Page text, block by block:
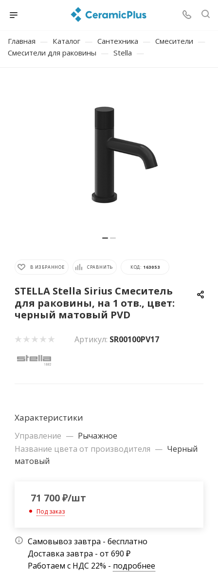
Главная — Каталог — Сантехника — Смесители —
Смесители для раковины — Stella —
В ИЗБРАННОЕ СРАВНИТЬ КОД: 163053
STELLA Stella Sirius Смеситель
для раковины, на 1 отв., цвет:
черный матовый PVD
Артикул: SR00100PV17
Характеристики
Управление — Рычажное
Название цвета от производителя — Черный
матовый
71 700₽/шт
Под заказ
Самовывоз завтра - бесплатно
Доставка завтра - от 690 ₽
Работаем с НДС 22% - подробнее